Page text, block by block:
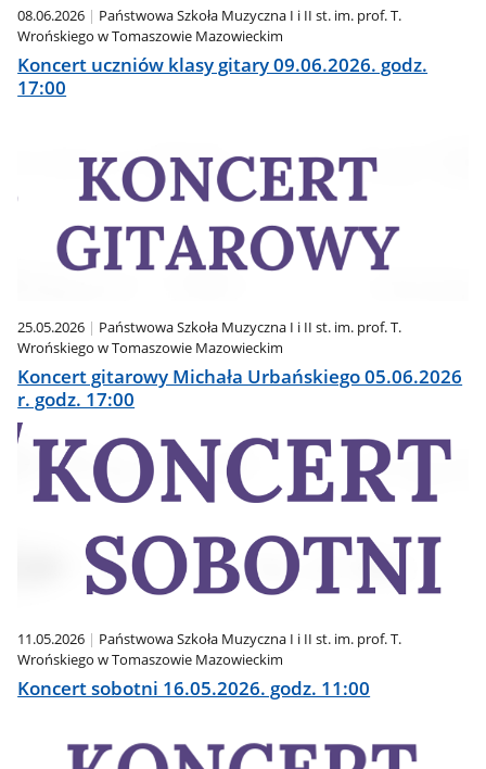
08.06.2026
Państwowa Szkoła Muzyczna I i II st. im. prof. T.
Wrońskiego w Tomaszowie Mazowieckim
Koncert uczniów klasy gitary 09.06.2026. godz.
17:00
25.05.2026
Państwowa Szkoła Muzyczna I i II st. im. prof. T.
Wrońskiego w Tomaszowie Mazowieckim
Koncert gitarowy Michała Urbańskiego 05.06.2026
r. godz. 17:00
11.05.2026
Państwowa Szkoła Muzyczna I i II st. im. prof. T.
Wrońskiego w Tomaszowie Mazowieckim
Koncert sobotni 16.05.2026. godz. 11:00